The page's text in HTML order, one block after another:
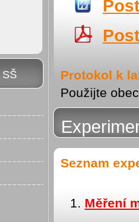
Protokol k
Použijte
Seznam
Měření
SŠ